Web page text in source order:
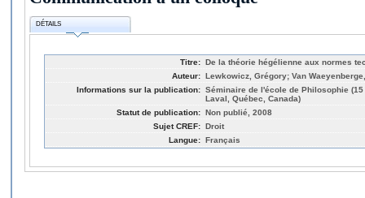
DÉTAILS
Titre: De la théorie hégélienne aux normes
Auteur: Lewkowicz, Grégory; Van
Informations sur la publication: Séminaire de l'école de Philosophie
Laval, Québec, Canada)
Statut de publication: Non publié, 2008
Sujet CREF: Droit
Langue: Français